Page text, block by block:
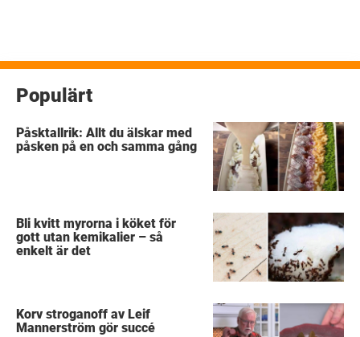
Populärt
Påsktallrik: Allt du älskar med
påsken på en och samma gång
Bli kvitt myrorna i köket för
gott utan kemikalier – så
enkelt är det
Korv stroganoff av Leif
Mannerström gör succé